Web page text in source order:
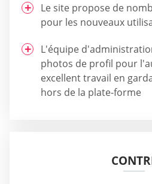
Le site propose de
pour les nouveaux
L'équipe
photos de profil pour
excellent travail en
hors de la plate-forme